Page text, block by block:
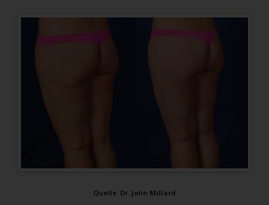
Quelle: Dr. John Millard